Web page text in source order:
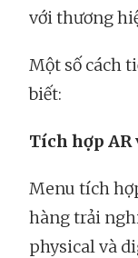
với thương
Một số cách
biết:
Tích hợp AR
Menu tích
hàng trải
physical và